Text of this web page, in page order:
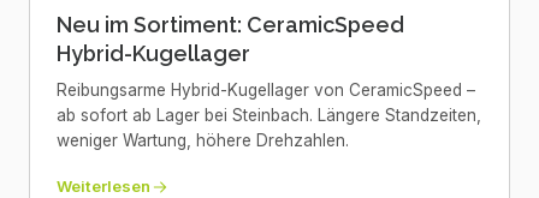
Neu im Sortiment: CeramicSpeed
Hybrid-Kugellager
Reibungsarme Hybrid-Kugellager von CeramicSpeed –
ab sofort ab Lager bei Steinbach. Längere Standzeiten,
weniger Wartung, höhere Drehzahlen.
Weiterlesen